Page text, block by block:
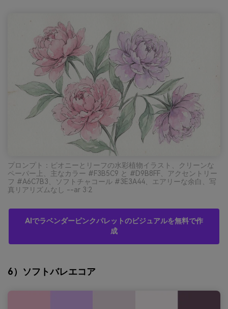
プロンプト：ピオニーとリーフの水彩植物イラスト、クリーンな
ペーパー上、主なカラー #F3B5C9 と #D9B8FF、アクセントリー
フ #A6C7B3、ソフトチャコール #3E3A44、エアリーな余白、写
真リアリズムなし --ar 3:2
AIでラベンダーピンクパレットのビジュアルを無料で作
成
6）ソフトバレエコア